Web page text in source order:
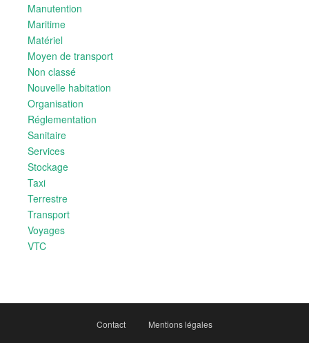
Manutention
Maritime
Matériel
Moyen de transport
Non classé
Nouvelle habitation
Organisation
Réglementation
Sanitaire
Services
Stockage
Taxi
Terrestre
Transport
Voyages
VTC
Contact Mentions légales